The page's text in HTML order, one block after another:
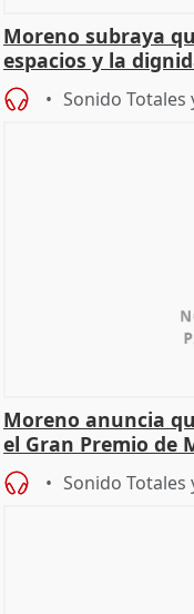
Moreno subraya
espacios y la
Sonido Totales
Moreno anuncia
el Gran Premio de
Sonido Totales